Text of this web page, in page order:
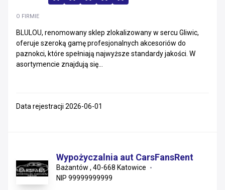
O FIRMIE
BLULOU, renomowany sklep zlokalizowany w sercu Gliwic,
oferuje szeroką gamę profesjonalnych akcesoriów do
paznokci, które spełniają najwyższe standardy jakości. W
asortymencie znajdują się...
Data rejestracji 2026-06-01
Wypożyczalnia aut CarsFansRent
Bażantów , 40-668 Katowice
NIP 99999999999